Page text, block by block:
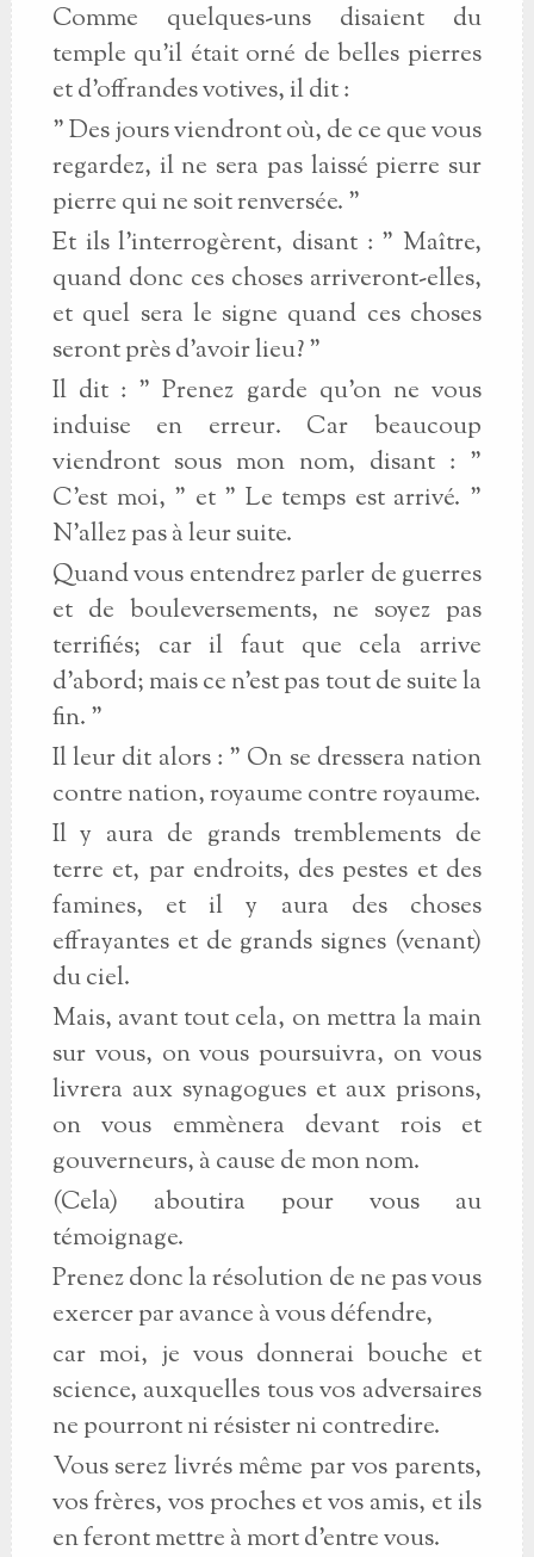
Comme quelques-uns disaient du
temple qu'il était orné de belles pierres
et d'offrandes votives, il dit :
" Des jours viendront où, de ce que vous
regardez, il ne sera pas laissé pierre sur
pierre qui ne soit renversée. "
Et ils l'interrogèrent, disant : " Maître,
quand donc ces choses arriveront-elles,
et quel sera le signe quand ces choses
seront près d'avoir lieu? "
Il dit : " Prenez garde qu'on ne vous
induise en erreur. Car beaucoup
viendront sous mon nom, disant : "
C'est moi, " et " Le temps est arrivé. "
N'allez pas à leur suite.
Quand vous entendrez parler de guerres
et de bouleversements, ne soyez pas
terrifiés; car il faut que cela arrive
d'abord; mais ce n'est pas tout de suite la
fin. "
Il leur dit alors : " On se dressera nation
contre nation, royaume contre royaume.
Il y aura de grands tremblements de
terre et, par endroits, des pestes et des
famines, et il y aura des choses
effrayantes et de grands signes (venant)
du ciel.
Mais, avant tout cela, on mettra la main
sur vous, on vous poursuivra, on vous
livrera aux synagogues et aux prisons,
on vous emmènera devant rois et
gouverneurs, à cause de mon nom.
(Cela) aboutira pour vous au
témoignage.
Prenez donc la résolution de ne pas vous
exercer par avance à vous défendre,
car moi, je vous donnerai bouche et
science, auxquelles tous vos adversaires
ne pourront ni résister ni contredire.
Vous serez livrés même par vos parents,
vos frères, vos proches et vos amis, et ils
en feront mettre à mort d'entre vous.